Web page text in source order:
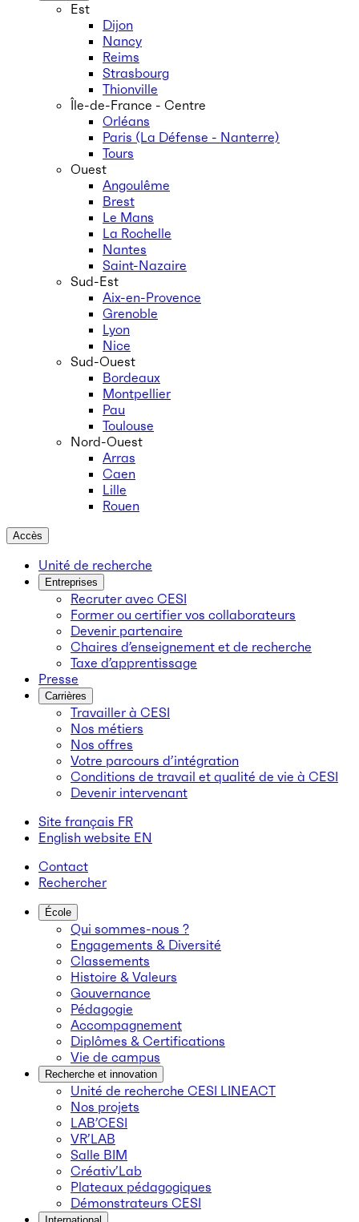
Est
Dijon
Nancy
Reims
Strasbourg
Thionville
Île-de-France - Centre
Orléans
Paris (La Défense - Nanterre)
Tours
Ouest
Angoulême
Brest
Le Mans
La Rochelle
Nantes
Saint-Nazaire
Sud-Est
Aix-en-Provence
Grenoble
Lyon
Nice
Sud-Ouest
Bordeaux
Montpellier
Pau
Toulouse
Nord-Ouest
Arras
Caen
Lille
Rouen
Accès
Unité de recherche
Entreprises
Recruter avec CESI
Former ou certifier vos collaborateurs
Devenir partenaire
Chaires d’enseignement et de recherche
Taxe d’apprentissage
Presse
Carrières
Travailler à CESI
Nos métiers
Nos offres
Votre parcours d’intégration
Conditions de travail et qualité de vie à CESI
Devenir intervenant
Site français FR
English website EN
Contact
Rechercher
École
Qui sommes-nous ?
Engagements & Diversité
Classements
Histoire & Valeurs
Gouvernance
Pédagogie
Accompagnement
Diplômes & Certifications
Vie de campus
Recherche et innovation
Unité de recherche CESI LINEACT
Nos projets
LAB’CESI
VR’LAB
Salle BIM
Créativ’Lab
Plateaux pédagogiques
Démonstrateurs CESI